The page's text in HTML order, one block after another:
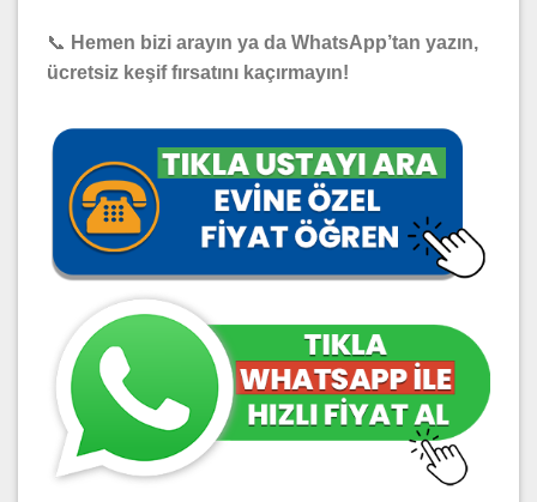
📞 Hemen bizi arayın ya da WhatsApp’tan yazın,
ücretsiz keşif fırsatını kaçırmayın!